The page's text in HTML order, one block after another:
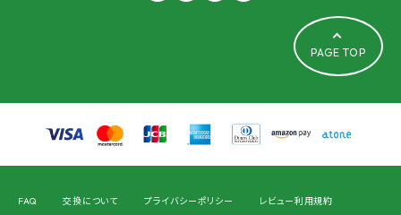
PAGE TOP
FAQ 交換について プライバシーポリシー レビュー利用規約